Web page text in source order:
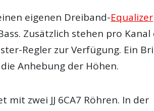
eigenen Dreiband-Equalizer
Zusätzlich stehen pro Kanal
Regler zur Verfügung. Ein
Anhebung der Höhen.
mit zwei JJ 6CA7 Röhren. In der